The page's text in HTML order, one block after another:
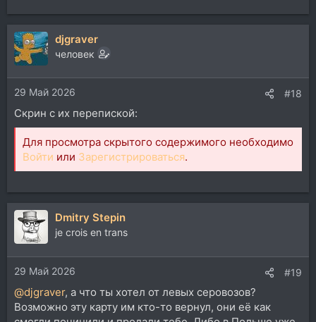
djgraver
человек
29 Май 2026 #18
Скрин с их перепиской:
Для просмотра скрытого содержимого необходимо
Войти или Зарегистрироваться.
Dmitry Stepin
je crois en trans
29 Май 2026 #19
@djgraver, а что ты хотел от левых серовозов?
Возможно эту карту им кто-то вернул, они её как